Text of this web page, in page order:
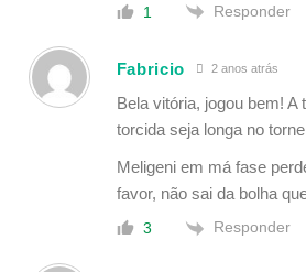
1 Responder
Fabricio 2 anos atrás
Bela vitória, jogou bem!
torcida seja longa no
Meligeni em má fase
favor, não sai da bolha
3 Responder